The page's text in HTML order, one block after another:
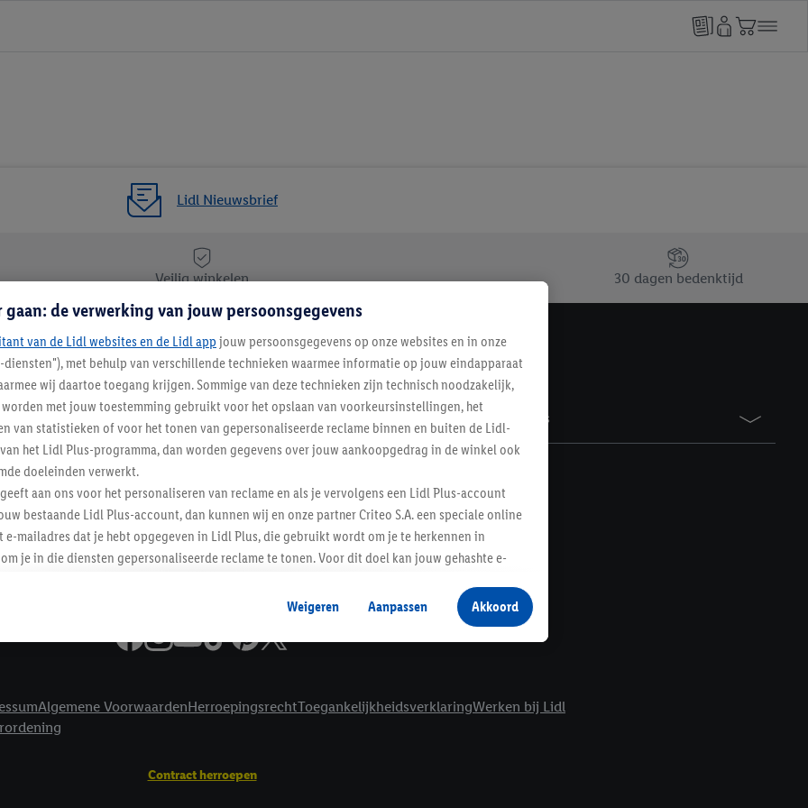
Lidl Nieuwsbrief
Veilig winkelen 30 dagen bedenktijd
Lidl Nieuwsbrief
Schrijf je in
Informatie Awards
Algemene VoorwaardenHerroepingsrechtToegankelijkheidsverklaringWerken bij Lidl
Contract herroepen
de verwerking van jouw persoonsgegevens
van de Lidl websites en de Lidl app jouw persoonsgegevens op onze websites en in onze
met behulp van verschillende technieken waarmee informatie op jouw eindapparaat
wij daartoe toegang krijgen. Sommige van deze technieken zijn technisch noodzakelijk,
met jouw toestemming gebruikt voor het opslaan van voorkeursinstellingen, het
van statistieken of voor het tonen van gepersonaliseerde reclame binnen en buiten de Lidl-
het Lidl Plus-programma, dan worden gegevens over jouw aankoopgedrag in de winkel ook
doeleinden verwerkt.
aan ons voor het personaliseren van reclame en als je vervolgens een Lidl Plus-account
bestaande Lidl Plus-account, dan kunnen wij en onze partner Criteo S.A. een speciale online
mailadres dat je hebt opgegeven in Lidl Plus, die gebruikt wordt om je te herkennen in
je in die diensten gepersonaliseerde reclame te tonen. Voor dit doel kan jouw gehashte e-
geeft, dan kunnen retargeting advertenties worden weergegeven voor producten waarin je
(bijvoorbeeld door het product in een winkelmandje van een online winkel te plaatsen
andere identifiers of met identifiers waarover Criteo S.A. beschikt, aan jou kunnen worden
instemt. Verder kan je er meer informatie vinden over de gegevensverwerking.
Weigeren Aanpassen Akkoord